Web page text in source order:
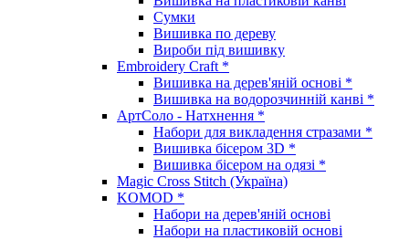
Сумки
Вишивка по дереву
Вироби під вишивку
Embroidery Craft *
Вишивка на дерев'яній основі *
Вишивка на водорозчинній канві *
АртСоло - Натхнення *
Набори для викладення стразами *
Вишивка бісером 3D *
Вишивка бісером на одязі *
Magic Cross Stitch (Україна)
KOMOD *
Набори на дерев'яній основі
Набори на пластиковій основі